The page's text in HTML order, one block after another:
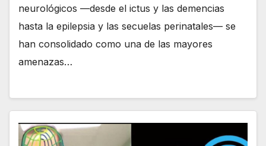
neurológicos —desde el ictus y las demencias
hasta la epilepsia y las secuelas perinatales— se
han consolidado como una de las mayores
amenazas…